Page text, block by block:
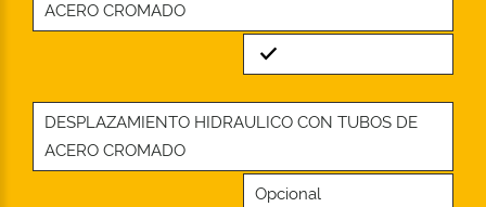
ACERO CROMADO
Standard
DESPLAZAMIENTO HIDRAULICO CON TUBOS DE
ACERO CROMADO
Opcional